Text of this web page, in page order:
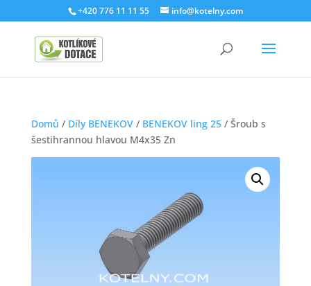
+420 776 11 11 55 info@kotelny.com
Domů / Díly BENEKOV/ BENEKOV ling 25/ Šroub s
šestihrannou hlavou M4x35 Zn